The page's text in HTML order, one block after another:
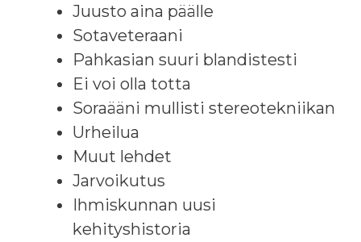
Juusto aina päälle
Sotaveteraani
Pahkasian suuri blandistesti
Ei voi olla totta
Soraääni mullisti stereotekniikan
Urheilua
Muut lehdet
Jarvoikutus
Ihmiskunnan uusi
kehityshistoria